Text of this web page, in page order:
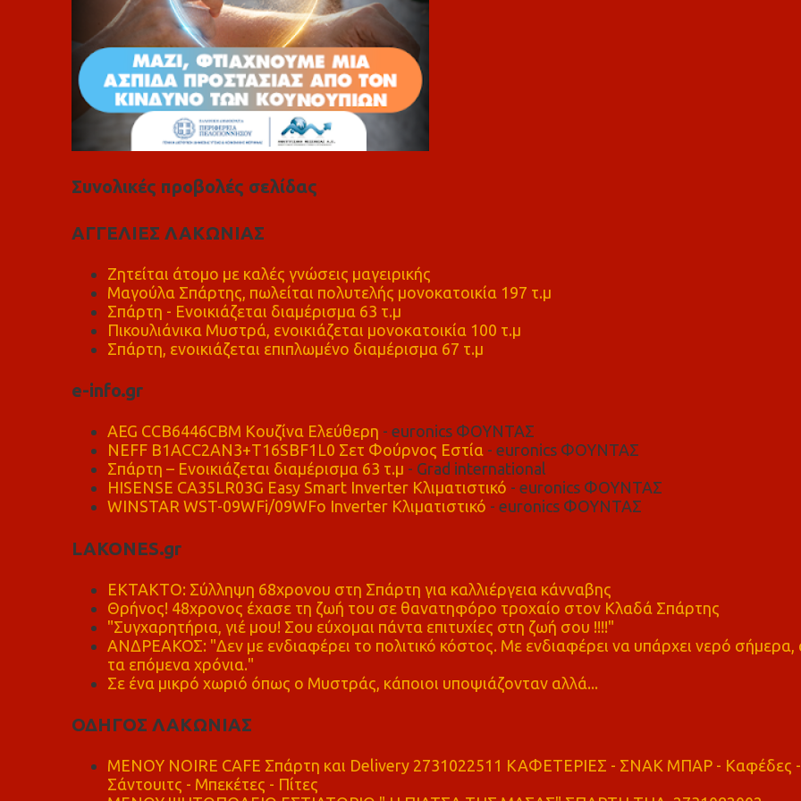
Συνολικές προβολές σελίδας
ΑΓΓΕΛΙΕΣ ΛΑΚΩΝΙΑΣ
Ζητείται άτομο με καλές γνώσεις μαγειρικής
Μαγούλα Σπάρτης, πωλείται πολυτελής μονοκατοικία 197 τ.μ
Σπάρτη - Ενοικιάζεται διαμέρισμα 63 τ.μ
Πικουλιάνικα Μυστρά, ενοικιάζεται μονοκατοικία 100 τ.μ
Σπάρτη, ενοικιάζεται επιπλωμένο διαμέρισμα 67 τ.μ
e-info.gr
AEG CCB6446CBM Κουζίνα Ελεύθερη - euronics ΦΟΥΝΤΑΣ
NEFF B1ACC2AN3+T16SBF1L0 Σετ Φούρνος Εστία- euronics ΦΟΥΝΤΑΣ
Σπάρτη – Ενοικιάζεται διαμέρισμα 63 τ.μ - Grad international
HISENSE CA35LR03G Easy Smart Inverter Κλιματιστικό - euronics ΦΟΥΝΤΑΣ
WINSTAR WST-09WFi/09WFo Inverter Κλιματιστικό - euronics ΦΟΥΝΤΑΣ
LAKONES.gr
ΕΚΤΑΚΤΟ: Σύλληψη 68χρονου στη Σπάρτη για καλλιέργεια κάνναβης
Θρήνος! 48χρονος έχασε τη ζωή του σε θανατηφόρο τροχαίο στον Κλαδά Σπάρτης
"Συγχαρητήρια, γιέ μου! Σου εύχομαι πάντα επιτυχίες στη ζωή σου !!!!"
ΑΝΔΡΕΑΚΟΣ: "Δεν με ενδιαφέρει το πολιτικό κόστος. Με ενδιαφέρει να υπάρχει νερό σήμερα,
τα επόμενα χρόνια."
Σε ένα μικρό χωριό όπως ο Μυστράς, κάποιοι υποψιάζονταν αλλά...
ΟΔΗΓΟΣ ΛΑΚΩΝΙΑΣ
MENOY NOIRE CAFE Σπάρτη και Delivery 2731022511 ΚΑΦΕΤΕΡΙΕΣ - ΣΝΑΚ ΜΠΑΡ - Καφέδες -
Σάντουιτς - Μπεκέτες - Πίτες